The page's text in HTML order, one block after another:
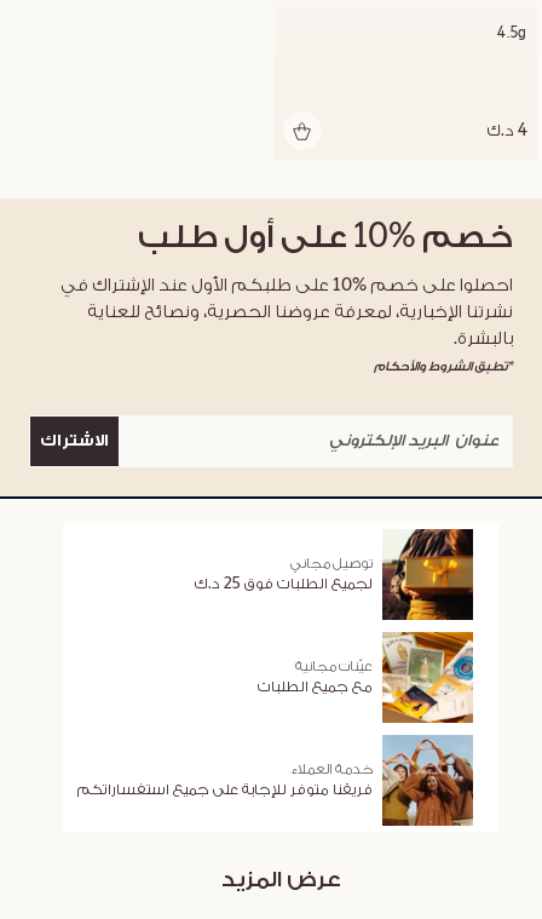
4.5g
4 د.ك
خصم %10 على أول طلب
احصلوا على خصم %10 على طلبكم الأول عند الإشتراك في
نشرتنا الإخبارية، لمعرفة عروضنا الحصرية، ونصائح للعناية
بالبشرة.
*تطبق الشروط والأحكام
الاشتراك
توصيل مجاني
لجميع الطلبات فوق 25 د.ك
عيّنات مجانية
مع جميع الطلبات
خدمة العملاء
فريقنا متوفر للإجابة على جميع استفساراتكم
عرض المزيد